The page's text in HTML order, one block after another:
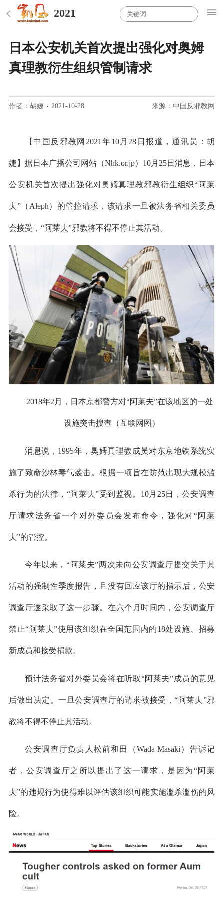
2021
日本公安机关首次提出强化对奥姆
真理教衍生组织管制请求
作者：胡婕 · 2021-10-28 来源：中国反邪教网
【中国反邪教网2021年10月28日报道，通讯员：胡
婕】据日本广播公司网站（Nhk.or.jp）10月25日消息，日本
公安机关首次提出强化对奥姆真理教邪教衍生组织“阿莱
夫”（Aleph）的管控请求，该请求一旦被法务省相关委员
会接受，“阿莱夫”邪教将不得不停止其活动。
2018年2月，日本京都警方对“阿莱夫”在该地区的一处
设施突击搜查（互联网图）
消息说，1995年，奥姆真理教成员对东京地铁系统实
施了致命沙林毒气袭击。根据一项旨在防范出现大规模滥
杀行为的法律，“阿莱夫”受到监视。10月25日，公安调查
厅请求法务省一个对外委员会发布命令，强化对“阿莱
夫”的管控。
今年以来，“阿莱夫”两次未向公安调查厅提交关于其
活动的强制性季度报告，且没有回应该厅的指示后，公安
调查厅遂采取了这一步骤。在六个月时间内，公安调查厅
禁止“阿莱夫”使用该组织在全国范围内的18处设施、招募
新成员和接受捐款。
预计法务省对外委员会将在听取“阿莱夫”成员的意见
后做出决定。一旦公安调查厅的请求被接受，“阿莱夫”邪
教将不得不停止其活动。
公安调查厅负责人松前和田（Wada Masaki）告诉记
者，公安调查厅之所以提出了这一请求，是因为“阿莱
夫”的违规行为使得难以评估该组织可能实施滥杀滥伤的风
险。